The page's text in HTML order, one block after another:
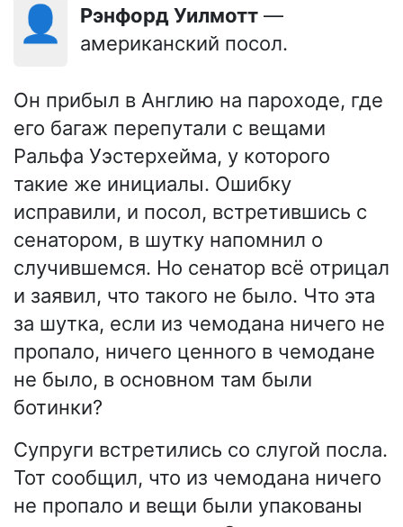
👤 Рэнфорд Уилмотт —
американский посол.
Он прибыл в Англию на пароходе, где
его багаж перепутали с вещами
Ральфа Уэстерхейма, у которого
такие же инициалы. Ошибку
исправили, и посол, встретившись с
сенатором, в шутку напомнил о
случившемся. Но сенатор всё отрицал
и заявил, что такого не было. Что эта
за шутка, если из чемодана ничего не
пропало, ничего ценного в чемодане
не было, в основном там были
ботинки?
Супруги встретились со слугой посла.
Тот сообщил, что из чемодана ничего
не пропало и вещи были упакованы